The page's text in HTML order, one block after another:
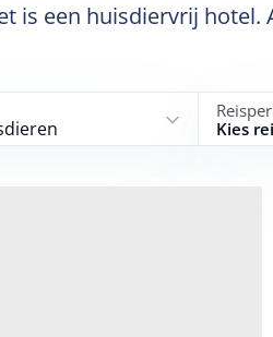
is een huisdiervrij
Kies